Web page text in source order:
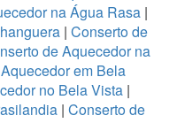
na Água Rasa |
| Conserto de
de Aquecedor na
em Bela
no Bela Vista |
| Conserto de